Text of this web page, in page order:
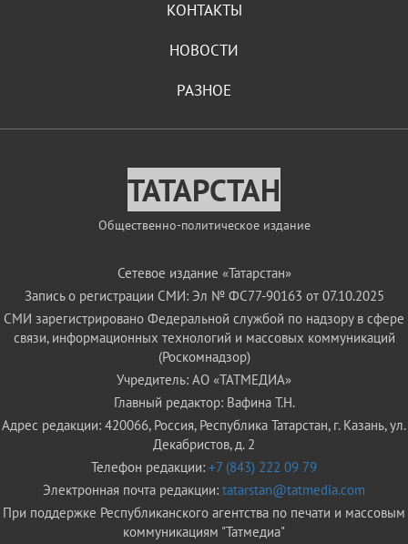
КОНТАКТЫ
НОВОСТИ
РАЗНОЕ
ТАТАРСТАН
Общественно-политическое издание
Сетевое издание «Татарстан»
Запись о регистрации СМИ: Эл № ФС77-90163 от 07.10.2025
СМИ зарегистрировано Федеральной службой по надзору в сфере
связи, информационных технологий и массовых коммуникаций
(Роскомнадзор)
Учредитель: АО «ТАТМЕДИА»
Главный редактор: Вафина Т.Н.
Адрес редакции: 420066, Россия, Республика Татарстан, г. Казань, ул.
Декабристов, д. 2
Телефон редакции: +7 (843) 222 09 79
Электронная почта редакции: tatarstan@tatmedia.com
При поддержке Республиканского агентства по печати и массовым
коммуникациям "Татмедиа"